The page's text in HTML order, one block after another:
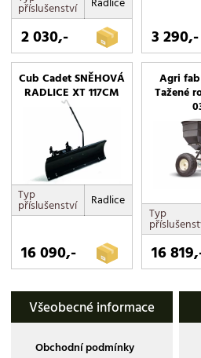
příslušenství
2 030,- 3 290,-
Cub Cadet SNĚHOVÁ
RADLICE XT 117CM
Typ
příslušenství Radlice
16 090,-
Agri
Tažené
Typ
16
Všeobecné informace
Obchodní podmínky